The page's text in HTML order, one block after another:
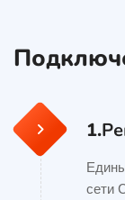
1.
сети